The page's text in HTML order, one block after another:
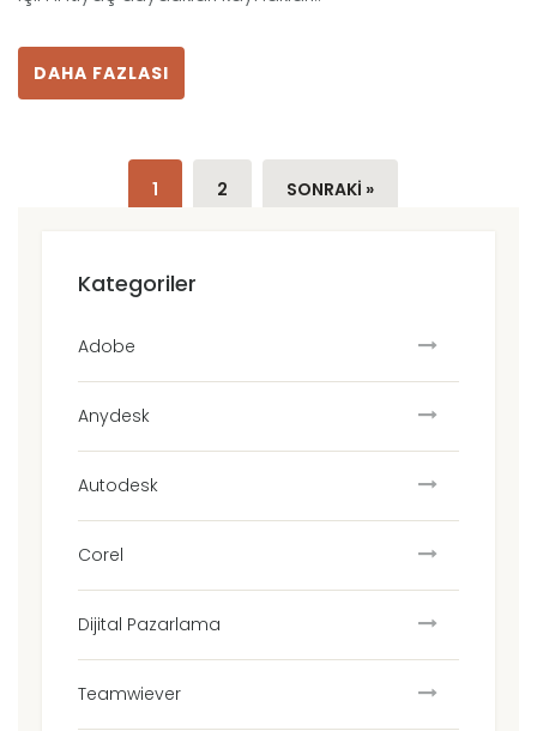
DAHA FAZLASI
1 2 SONRAKI »
Kategoriler
Adobe
Anydesk
Autodesk
Corel
Dijital Pazarlama
Teamwiever